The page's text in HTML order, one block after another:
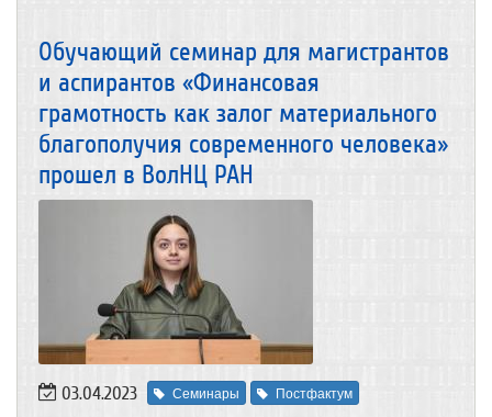
Обучающий семинар для магистрантов
и аспирантов «Финансовая
грамотность как залог материального
благополучия современного человека»
прошел в ВолНЦ РАН
03.04.2023 Семинары Постфактум